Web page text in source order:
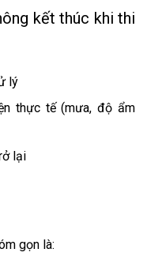
kết thúc khi thi
lý
thực tế (mưa, độ ẩm
lại
gọn là: